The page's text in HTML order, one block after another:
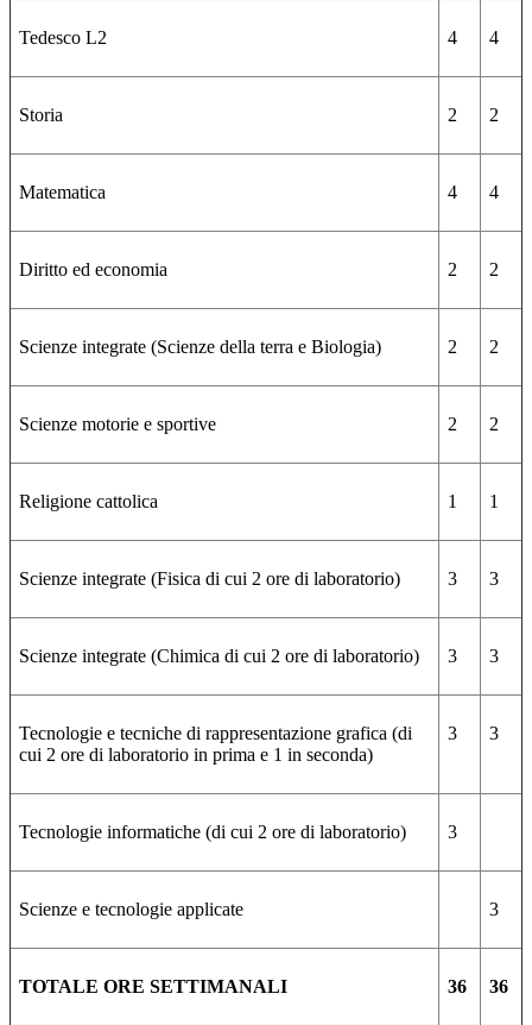
Tedesco L2 4 4
Storia 2 2
Matematica 4 4
Diritto ed economia 2 2
Scienze integrate (Scienze della terra e Biologia) 2 2
Scienze motorie e sportive 2 2
Religione cattolica 1 1
Scienze integrate (Fisica di cui 2 ore di laboratorio) 3 3
Scienze integrate (Chimica di cui 2 ore di laboratorio) 3 3
Tecnologie e tecniche di rappresentazione grafica (di
cui 2 ore di laboratorio in prima e 1 in seconda)
3 3
Tecnologie informatiche (di cui 2 ore di laboratorio) 3
Scienze e tecnologie applicate 3
TOTALE ORE SETTIMANALI 36 36